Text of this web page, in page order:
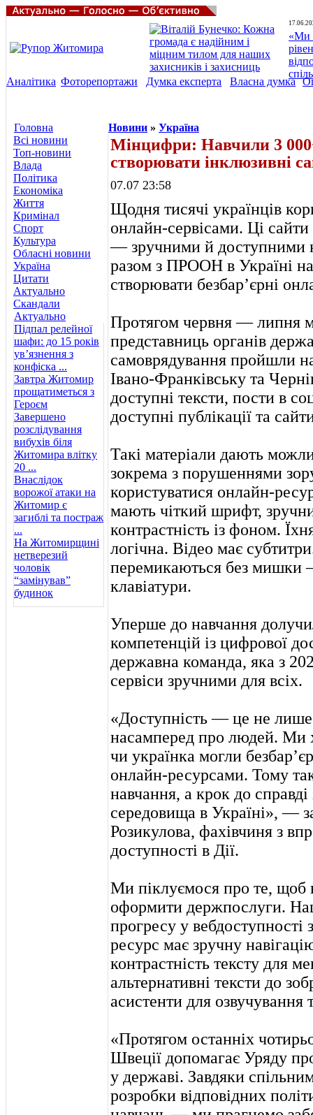
«Ми
Аналітика Фоторепортажи Думка експерта Власна думка
Головна
Всі новини
Топ-новини
Влада
Політика
Економіка
Життя
Кримінал
Спорт
Культура
Обласні новини
Україна
Цитати
Актуально
Скандали
Актуально
Підпал релейної
шафи: до 15 років
ув’язнення з
конфіска ...
Завтра Житомир
прощатиметься з
Героєм
Завершено
розслідування
вибухів біля
Житомира влітку
20 ...
Внаслідок
ворожої атаки на
Житомир є
загиблі та постраж
...
На Житомирщині
нетверезий
чоловік
“замінував”
будинок
Новини » Україна
Мінцифри: Навчили 3
створювати інклюзивні
07.07 23:58
Щодня тисячі українців
онлайн-сервісами. Ці
— зручними й доступними
разом з ПРООН в Україні
створювати безбар’єрні
Протягом червня — липня
представниць органів
самоврядування пройшли
Івано-Франківську та
доступні тексти, пости в
доступні публікації та
Такі матеріали дають
зокрема з порушеннями
користуватися онлайн-
мають чіткий шрифт,
контрастність із фоном.
логічна. Відео має
перемикаються без
клавіатури.
Уперше до навчання
компетенцій із цифрової
державна команда, яка з
сервіси зручними для всіх.
«Доступність — це не лише
насамперед про людей. Ми
чи українка могли
онлайн-ресурсами. Тому
навчання, а крок до
середовища в Україні», —
Розикулова, фахівчиня з
доступності в Дії.
Ми піклуємося про те, щоб
оформити держпослуги.
прогресу у
ресурс має зручну
контрастність тексту для
альтернативні тексти до
асистенти для озвучування
«Протягом останніх
Швеції допомагає Уряду
у державі. Завдяки
розробки відповідних